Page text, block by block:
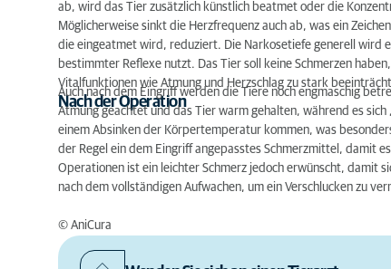
ab, wird das Tier zusätzlich künstlich beatmet oder die
Möglicherweise sinkt die Herzfrequenz auch ab, was ein
die eingeatmet wird, reduziert. Die Narkosetiefe generell wird
bestimmter Reflexe nutzt. Das Tier soll keine Schmerzen
Vitalfunktionen wie Atmung und Herzschlag zu stark
Nach der Operation
Auch nach dem Eingriff werden die Tiere noch engmaschig
Atmung geachtet und das Tier warm gehalten, während es
einem Absinken der Körpertemperatur kommen, was
der Regel ein dem Eingriff angepasstes Schmerzmittel, damit
Operationen ist ein leichter Schmerz jedoch erwünscht, damit
nach dem vollständigen Aufwachen, um ein Verschlucken zu
© AniCura